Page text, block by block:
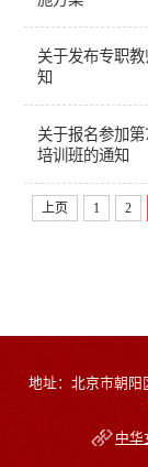
关于发布专职
知
关于报名参加
培训班的通知
上页 1 2
地址：北京市朝阳
中华